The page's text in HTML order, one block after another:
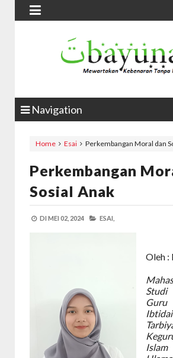

Navigation
Home Esai Perkembangan Moral dan
Perkembangan
Sosial Anak
DI MEI 02, 2024 ESAI,
Oleh :